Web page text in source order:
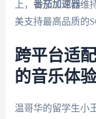
上， 番茄加速器维
美支持最高品质的
跨平台适
的音乐体验
温哥华的留学生小